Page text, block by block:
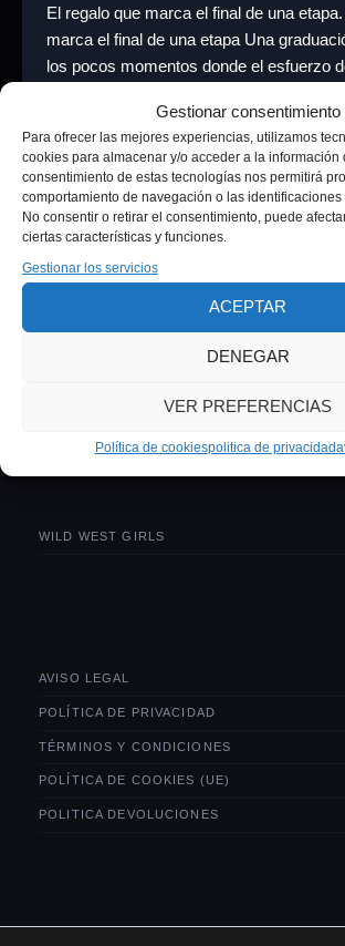
Gestionar consentimiento
Para ofrecer las mejores experiencias, utilizamos
cookies para almacenar y/o acceder a la información
consentimiento de estas tecnologías nos permitirá
comportamiento de navegación o las identificaciones
No consentir o retirar el consentimiento, puede
ciertas características y funciones.
Gestionar los servicios
ACEPTAR
DENEGAR
VER PREFERENCIAS
Política de cookiespolitica de privacidad
El regalo que marca el final de una
marca el final de una etapa Una
los pocos momentos donde el esfuerzo
Términos y condiciones
politica devoluciones
WILD WEST GIRLS
AVISO LEGAL
POLÍTICA DE PRIVACIDAD
TÉRMINOS Y CONDICIONES
POLÍTICA DE COOKIES (UE)
POLITICA DEVOLUCIONES